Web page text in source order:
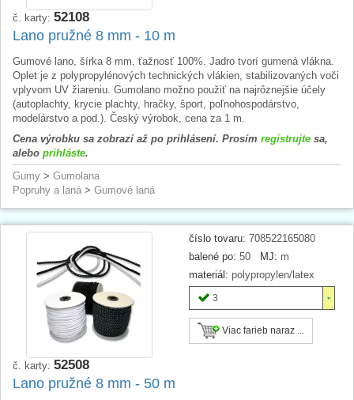
č. karty: 52108
Lano pružné 8 mm - 10 m
Gumové lano, šírka 8 mm, ťažnosť 100%. Jadro tvorí gumená vlákna.
Oplet je z polypropylénových technických vlákien, stabilizovaných voči
vplyvom UV žiareniu. Gumolano možno použiť na najrôznejšie účely
(autoplachty, krycie plachty, hračky, šport, poľnohospodárstvo,
modelárstvo a pod.). Český výrobok, cena za 1 m.
Cena výrobku sa zobrazí až po prihlásení. Prosím registrujte sa,
alebo prihláste.
Gumy > Gumolana
Popruhy a laná > Gumové laná
číslo tovaru: 708522165080
balené po: 50 MJ: m
materiál: polypropylen/latex
3
Viac farieb naraz ...
č. karty: 52508
Lano pružné 8 mm - 50 m